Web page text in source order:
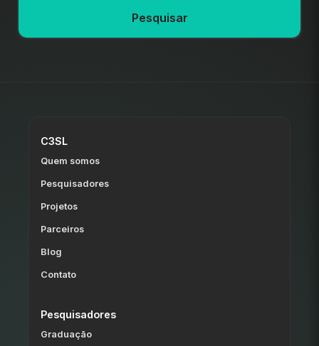
Pesquisar
C3SL
Quem somos
Pesquisadores
Projetos
Parceiros
Blog
Contato
Pesquisadores
Graduação